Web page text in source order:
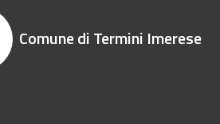
Comune di Termini Imerese